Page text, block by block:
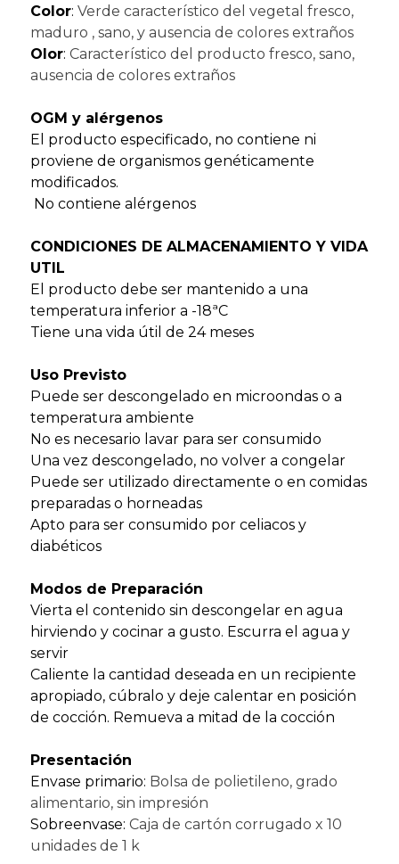
Color: Verde característico del vegetal fresco,
maduro , sano, y ausencia de colores extraños
Olor: Característico del producto fresco, sano,
ausencia de colores extraños
OGM y alérgenos
El producto especificado, no contiene ni
proviene de organismos genéticamente
modificados.
No contiene alérgenos
CONDICIONES DE ALMACENAMIENTO Y VIDA
UTIL
El producto debe ser mantenido a una
temperatura inferior a -18ªC
Tiene una vida útil de 24 meses
Uso Previsto
Puede ser descongelado en microondas o a
temperatura ambiente
No es necesario lavar para ser consumido
Una vez descongelado, no volver a congelar
Puede ser utilizado directamente o en comidas
preparadas o horneadas
Apto para ser consumido por celiacos y
diabéticos
Modos de Preparación
Vierta el contenido sin descongelar en agua
hirviendo y cocinar a gusto. Escurra el agua y
servir
Caliente la cantidad deseada en un recipiente
apropiado, cúbralo y deje calentar en posición
de cocción. Remueva a mitad de la cocción
Presentación
Envase primario: Bolsa de polietileno, grado
alimentario, sin impresión
Sobreenvase: Caja de cartón corrugado x 10
unidades de 1 k